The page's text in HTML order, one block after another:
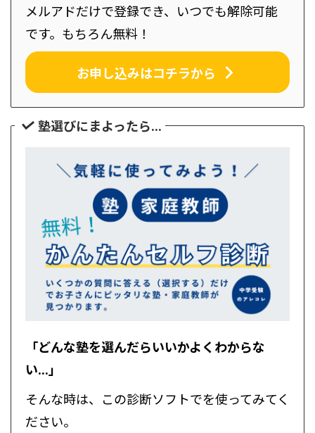
メルアドだけで登録でき、いつでも解除可能
です。もちろん無料！
お申し込みはコチラから
塾選びにまよったら...
「どんな塾を選んだらいいかよくわからな
い...」
そんな時は、この診断ソフトでを使ってみてく
ださい。